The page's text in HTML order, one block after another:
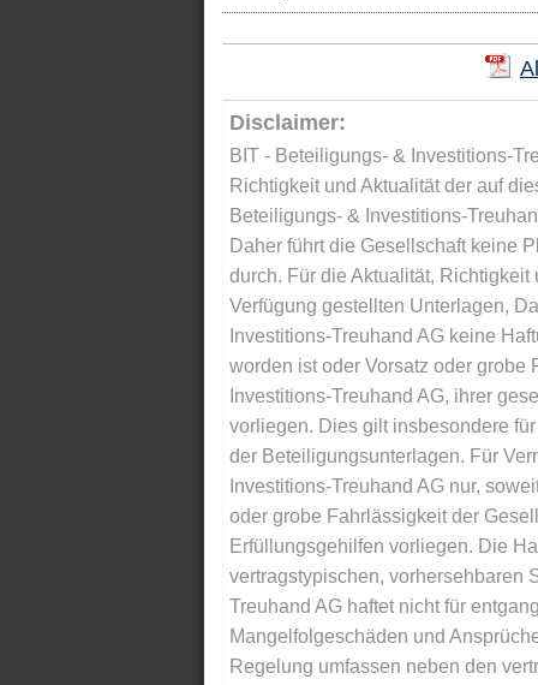
Disclaimer:
BIT - Beteiligungs- & Investitions-
Richtigkeit und Aktualität der auf
Beteiligungs- & Investitions-
Daher führt die Gesellschaft keine
durch. Für die Aktualität,
Verfügung gestellten Unterlagen,
Investitions-Treuhand AG keine
worden ist oder Vorsatz oder
Investitions-Treuhand AG, ihrer
vorliegen. Dies gilt insbesondere
der Beteiligungsunterlagen. Für
Investitions-Treuhand AG nur,
oder grobe Fahrlässigkeit der
Erfüllungsgehilfen vorliegen. Die
vertragstypischen, vorhersehbaren
Treuhand AG haftet nicht für
Mangelfolgeschäden und
Regelung umfassen neben den